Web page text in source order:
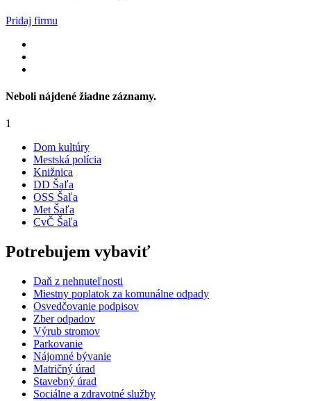
Pridaj firmu
Neboli nájdené žiadne záznamy.
1
Dom kultúry
Mestská polícia
Knižnica
DD Šaľa
OSS Šaľa
Met Šaľa
CvČ Šaľa
Potrebujem vybaviť
Daň z nehnuteľnosti
Miestny poplatok za komunálne odpady
Osvedčovanie podpisov
Zber odpadov
Výrub stromov
Parkovanie
Nájomné bývanie
Matričný úrad
Stavebný úrad
Sociálne a zdravotné služby